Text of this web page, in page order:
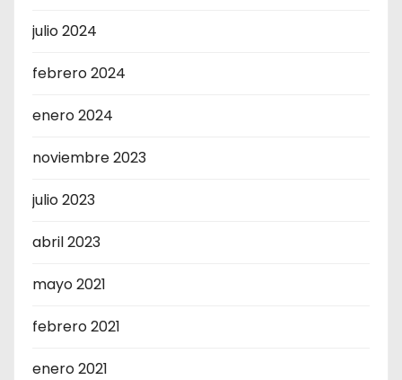
julio 2024
febrero 2024
enero 2024
noviembre 2023
julio 2023
abril 2023
mayo 2021
febrero 2021
enero 2021